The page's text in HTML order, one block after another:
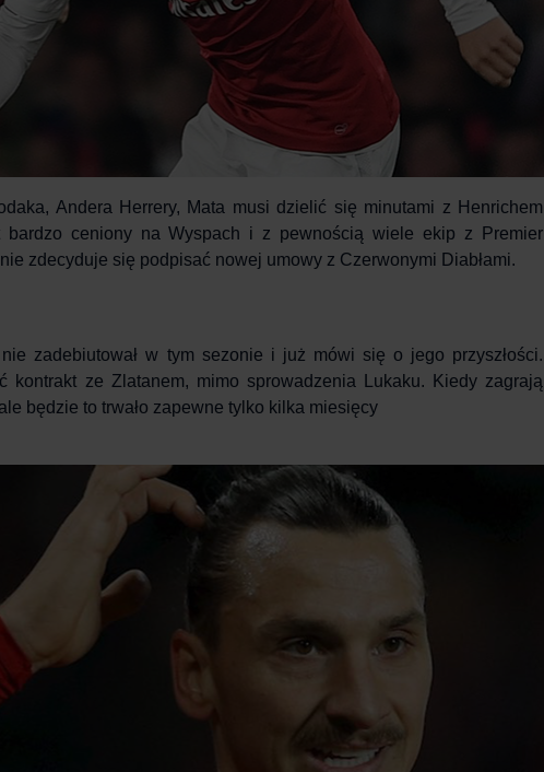
Andera Herrery, Mata musi dzielić się minutami z Henrichem
bardzo ceniony na Wyspach i z pewnością wiele ekip z Premier
zdecyduje się podpisać nowej umowy z Czerwonymi Diabłami.
zadebiutował w tym sezonie i już mówi się o jego przyszłości.
kontrakt ze Zlatanem, mimo sprowadzenia Lukaku. Kiedy zagrają
będzie to trwało zapewne tylko kilka miesięcy